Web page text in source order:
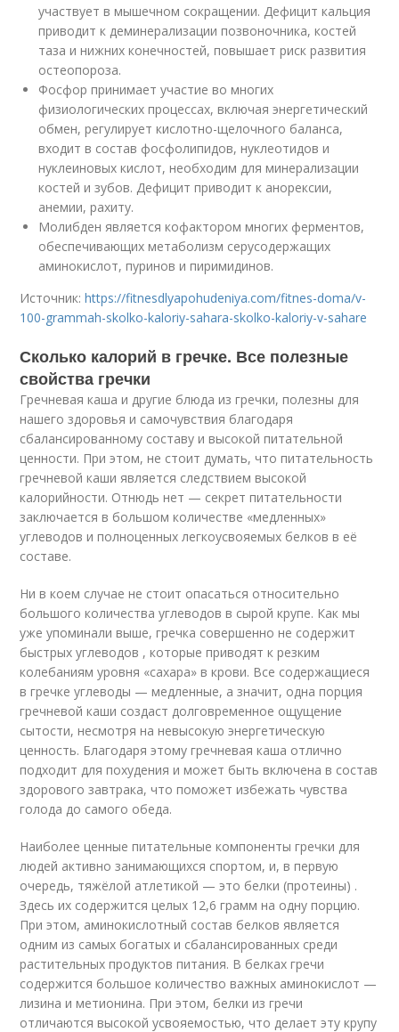
участвует в мышечном сокращении. Дефицит кальция
приводит к деминерализации позвоночника, костей
таза и нижних конечностей, повышает риск развития
остеопороза.
Фосфор принимает участие во многих
физиологических процессах, включая энергетический
обмен, регулирует кислотно-щелочного баланса,
входит в состав фосфолипидов, нуклеотидов и
нуклеиновых кислот, необходим для минерализации
костей и зубов. Дефицит приводит к анорексии,
анемии, рахиту.
Молибден является кофактором многих ферментов,
обеспечивающих метаболизм серусодержащих
аминокислот, пуринов и пиримидинов.
Источник:https://fitnesdlyapohudeniya.com/fitnes-doma/v-
100-grammah-skolko-kaloriy-sahara-skolko-kaloriy-v-sahare
Сколько калорий в гречке. Все полезные
свойства гречки
Гречневая каша и другие блюда из гречки, полезны для
нашего здоровья и самочувствия благодаря
сбалансированному составу и высокой питательной
ценности. При этом, не стоит думать, что питательность
гречневой каши является следствием высокой
калорийности. Отнюдь нет — секрет питательности
заключается в большом количестве «медленных»
углеводов и полноценных легкоусвояемых белков в её
составе.
Ни в коем случае не стоит опасаться относительно
большого количества углеводов в сырой крупе. Как мы
уже упоминали выше, гречка совершенно не содержит
быстрых углеводов , которые приводят к резким
колебаниям уровня «сахара» в крови. Все содержащиеся
в гречке углеводы — медленные, а значит, одна порция
гречневой каши создаст долговременное ощущение
сытости, несмотря на невысокую энергетическую
ценность. Благодаря этому гречневая каша отлично
подходит для похудения и может быть включена в состав
здорового завтрака, что поможет избежать чувства
голода до самого обеда.
Наиболее ценные питательные компоненты гречки для
людей активно занимающихся спортом, и, в первую
очередь, тяжёлой атлетикой — это белки (протеины) .
Здесь их содержится целых 12,6 грамм на одну порцию.
При этом, аминокислотный состав белков является
одним из самых богатых и сбалансированных среди
растительных продуктов питания. В белках гречи
содержится большое количество важных аминокислот —
лизина и метионина. При этом, белки из гречи
отличаются высокой усвояемостью, что делает эту крупу